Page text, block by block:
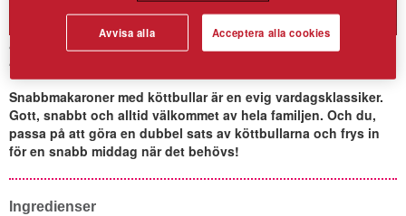
Makaroner och köttbullar
Snabbmakaroner med köttbullar är en evig vardagsklassiker.
Gott, snabbt och alltid välkommet av hela familjen. Och du,
passa på att göra en dubbel sats av köttbullarna och frys in
för en snabb middag när det behövs!
Ingredienser
Avvisa alla Acceptera alla cookies